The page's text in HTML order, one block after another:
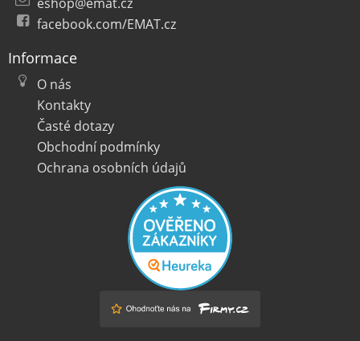
facebook.com/EMAT.cz
Informace
O nás
Kontakty
Časté dotazy
Obchodní podmínky
Ochrana osobních údajů